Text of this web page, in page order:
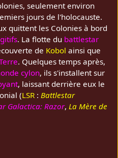
seulement environ
jours de l'holocauste.
quittent les Colonies à bord
. La flotte du battlestar
de Kobol ainsi que
. Quelques temps après,
cylon, ils s'installent sur
, laissant derrière eux le
(LSR :Battlestar
Galactica: Razor,La Mère de